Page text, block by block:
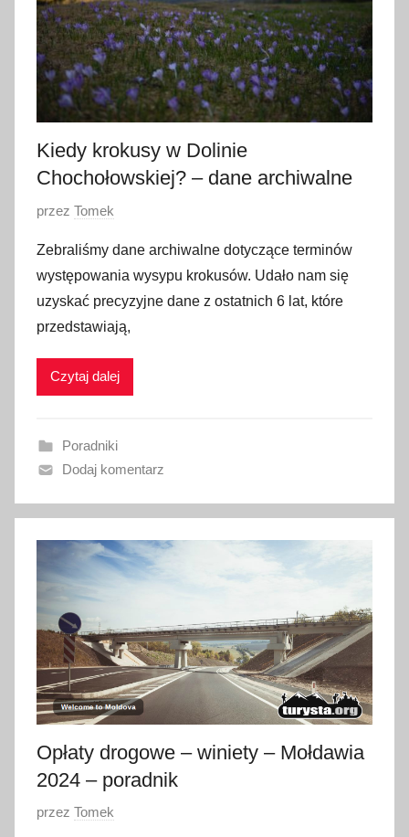
2
0
2
Kiedy krokusy w Dolinie
Chochołowskiej? – dane archiwalne
O
u
b
l
i
w
n
o
m
a
a
2
0
2
5
przez Tomek
Zebraliśmy dane archiwalne dotyczące terminów
występowania wysypu krokusów. Udało nam się
uzyskać precyzyjne dane z ostatnich 6 lat, które
przedstawiają,
Czytaj dalej
Poradniki
Dodaj komentarz
Opłaty drogowe – winiety – Mołdawia
2024 – poradnik
O
przez Tomek